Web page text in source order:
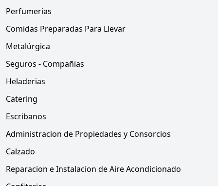
Perfumerias
Comidas Preparadas Para Llevar
Metalúrgica
Seguros - Compañias
Heladerias
Catering
Escribanos
Administracion de Propiedades y Consorcios
Calzado
Reparacion e Instalacion de Aire Acondicionado